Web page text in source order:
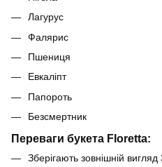
Лагурус
Фалярис
Пшениця
Евкаліпт
Папороть
Безсмертник
Переваги букета Floretta:
Зберігають зовнішній вигляд